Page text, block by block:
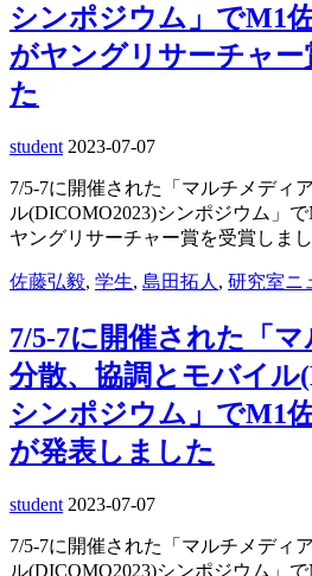
シンポジウム」でM1
がヤングリサーチャー
た
student 2023-07-07
7/5-7に開催された「マルチメディ
ル(DICOMO2023)シンポジウム」
ヤングリサーチャー賞を受賞しま
佐藤弘毅, 学生, 島田拓人 , 研究室ニ
7/5-7に開催された「マ
分散、協調とモバイル
シンポジウム」でM1
が発表しました
student 2023-07-07
7/5-7に開催された「マルチメディ
ル(DICOMO2023)シンポジウム」